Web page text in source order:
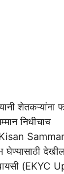
शेतकऱ्यांना
निधीचाच
घेण्यासाठी
(EKYC